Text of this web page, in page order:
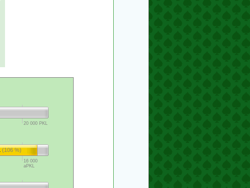
20 000 PKL
16 000
aPKL
(106 %)